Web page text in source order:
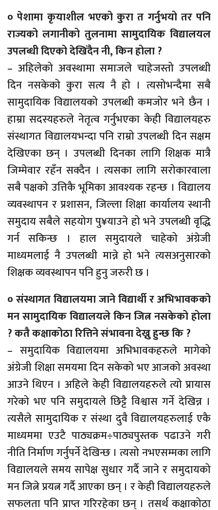
० पेशामा कृयाशील भएको कुरा त गर्नुभयो तर पनि
राज्यको लगानीको तुलनामा सामुदायिक विद्यालयल
उपलब्धी दिएको देखिंदैन नी, किन होला ?
– अहिलेको अवस्थामा समाजले चाहेजस्तो उपलब्धी
दिन नसकेको कुरा सत्य नै हो । त्यसोभन्दैमा सबै
सामुदायिक विद्यालयको उपलब्धी कमजोर भने छैन ।
हाम्रा सदस्यहरुले नेतृत्व गर्नुभएका केही विद्यालयहरु
संस्थागत विद्यालयभन्दा पनि राम्रो उपलब्धी दिन सक्षम
देखिएका छन् । उपलब्धी दिनका लागि शिक्षक मात्रै
जिम्मेवार रहँन सक्दैन । त्यसका लागि सरोकारवाला
सबै पक्षको उत्तिकै भूमिका आवश्यक रहन्छ । विद्यालय
व्यवस्थापन र प्रशासन, जिल्ला शिक्षा कार्यालय स्थानी
समुदाय सबैले सहयोग पु¥याउने हो भने उपलब्धी वृद्धि
गर्न सकिन्छ । हाल समुदायले चाहेको अंग्रेजी
माध्यमलाई नै उपलब्धी मान्ने हो भने त्यसअनुसारको
शिक्षक व्यवस्थापन पनि हुनु जरुरी छ ।
० संस्थागत विद्यालयमा जाने विद्यार्थी र अभिभावकको
मन सामुदायिक विद्यालयले किन जित्न नसकेको होला
? कतै कक्षाकोठा रित्तिने संभावना देख्नु हुन्छ कि ?
– समुदायिक विद्यालयमा अभिभावकहरुले मागेको
अंग्रेजी शिक्षा समयमा दिन सकेको भए आजको अवस्था
आउने थिएन । अहिले केही विद्यालयहरुले त्यो प्रायास
गरेको भए पनि समुदायले छिट्टै विश्वास गर्ने देखिन्न ।
त्यसैले सामुदायिक र संस्था दुवै विद्यालयहरुलाई एकै
माध्यममा एउटै पाठ्यक्रम÷पाठ्यपुस्तक पढाउने गरी
नीति निर्माण गर्नुपर्ने देखिन्छ । त्यसो नभएसम्मका लागि
विद्यालयले समय सापेक्ष सुधार गर्दै जाने र समुदायको
मन जित्ने प्रयत्न गर्दै आएका छन् । र केही विद्यालयहरुले
सफलता पनि प्राप्त गरिरहेका छन् । तसर्थ कक्षाकोठा